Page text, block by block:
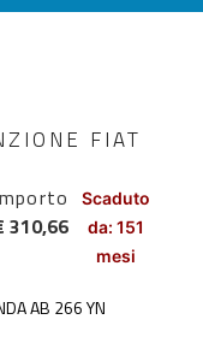
FIAT
310,66
Scaduto
da: 151
mesi
AB 266 YN